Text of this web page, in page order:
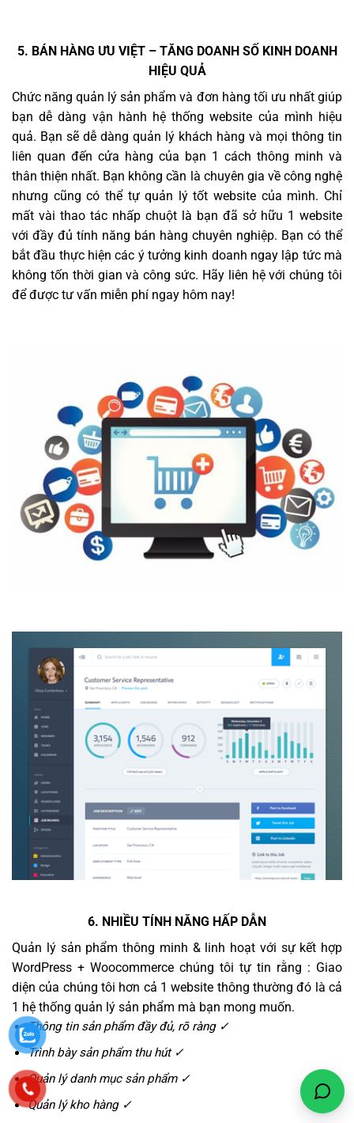
5. BÁN HÀNG ƯU VIỆT – TĂNG DOANH SỐ KINH DOANH
HIỆU QUẢ
Chức năng quản lý sản phẩm và đơn hàng tối ưu nhất giúp
bạn dễ dàng vận hành hệ thống website của mình hiệu
quả. Bạn sẽ dễ dàng quản lý khách hàng và mọi thông tin
liên quan đến cửa hàng của bạn 1 cách thông minh và
thân thiện nhất. Bạn không cần là chuyên gia về công nghệ
nhưng cũng có thể tự quản lý tốt website của mình. Chỉ
mất vài thao tác nhấp chuột là bạn đã sở hữu 1 website
với đầy đủ tính năng bán hàng chuyên nghiệp. Bạn có thể
bắt đầu thực hiện các ý tưởng kinh doanh ngay lập tức mà
không tốn thời gian và công sức. Hãy liên hệ với chúng tôi
để được tư vấn miễn phí ngay hôm nay!
6. NHIỀU TÍNH NĂNG HẤP DẪN
Quản lý sản phẩm thông minh & linh hoạt với sự kết hợp
WordPress + Woocommerce chúng tôi tự tin rằng : Giao
diện của chúng tôi hơn cả 1 website thông thường đó là cả
1 hệ thống quản lý sản phẩm mà bạn mong muốn.
Thông tin sản phẩm đầy đủ, rõ ràng ✓
Trình bày sản phẩm thu hút ✓
Quản lý danh mục sản phẩm ✓
Quản lý kho hàng ✓